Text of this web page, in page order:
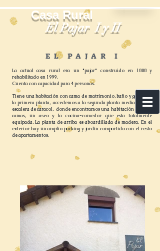
Casa Rural
El Pajar I y II
EL PAJAR I
La actual casa rural era un "pajar" construido en 1808 y
rehabilitado en 1999.
Cuenta con capacidad para 4 personas.
Tiene una habitación con cama de matrimonio, baño y garaje en
la primera planta, accedemos a la segunda planta mediante una
escalera de caracol, donde encontramos una habitación con dos
camas, un aseo y la cocina-comedor que esta totalmente
equipada.La planta de arriba es aboardillada de madera. En el
exterior hay un amplio parking y jardín compartido con el resto
de apartamentos.